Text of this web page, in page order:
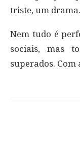
triste, um drama.
Nem tudo é
sociais, mas
superados. Com